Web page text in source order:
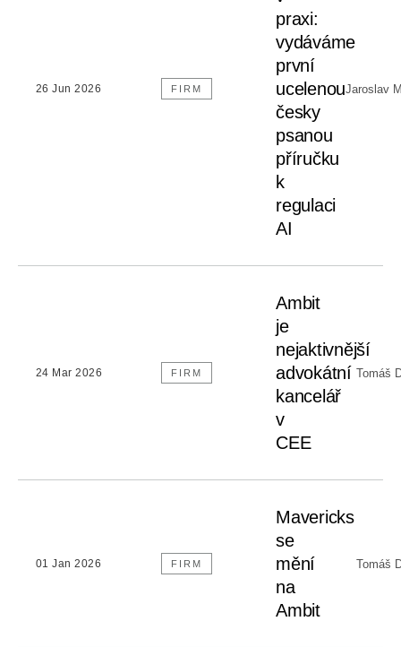
26 Jun 2026 FIRM
praxi:
vydáváme
první
ucelenou
česky
psanou
příručku
k
regulaci
AI
Jaroslav
24 Mar 2026 FIRM
Ambit
je
nejaktivnější
advokátní
kancelář
v
CEE
Tomáš
01 Jan 2026 FIRM
Mavericks
se
mění
na
Ambit
Tomáš